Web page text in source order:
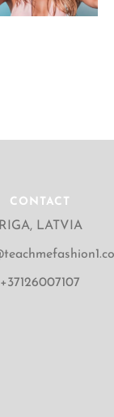
CONTACT
RIGA, LATVIA
+37126007107